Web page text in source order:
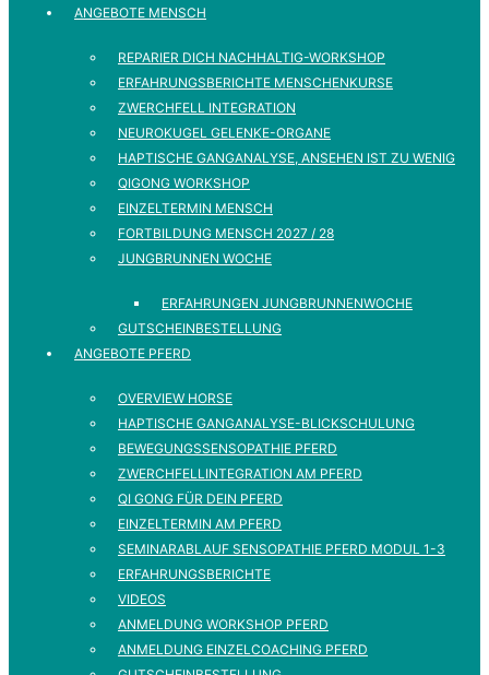
ANGEBOTE MENSCH
REPARIER DICH NACHHALTIG-WORKSHOP
ERFAHRUNGSBERICHTE MENSCHENKURSE
ZWERCHFELL INTEGRATION
NEUROKUGEL GELENKE-ORGANE
HAPTISCHE GANGANALYSE, ANSEHEN IST ZU WENIG
QIGONG WORKSHOP
EINZELTERMIN MENSCH
FORTBILDUNG MENSCH 2027 / 28
JUNGBRUNNEN WOCHE
ERFAHRUNGEN JUNGBRUNNENWOCHE
GUTSCHEINBESTELLUNG
ANGEBOTE PFERD
OVERVIEW HORSE
HAPTISCHE GANGANALYSE-BLICKSCHULUNG
BEWEGUNGSSENSOPATHIE PFERD
ZWERCHFELLINTEGRATION AM PFERD
QI GONG FÜR DEIN PFERD
EINZELTERMIN AM PFERD
SEMINARABLAUF SENSOPATHIE PFERD MODUL 1-3
ERFAHRUNGSBERICHTE
VIDEOS
ANMELDUNG WORKSHOP PFERD
ANMELDUNG EINZELCOACHING PFERD